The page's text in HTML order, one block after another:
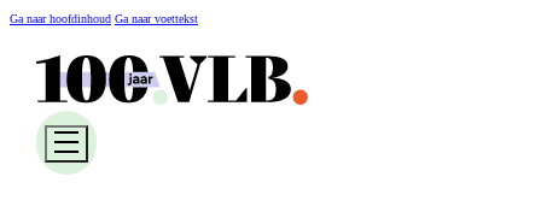
Ga naar hoofdinhoud Ga naar voettekst